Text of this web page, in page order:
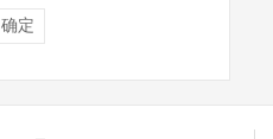
确定